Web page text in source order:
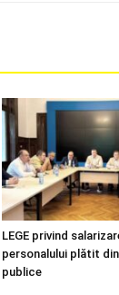
LEGE privind
personalului plătit
publice